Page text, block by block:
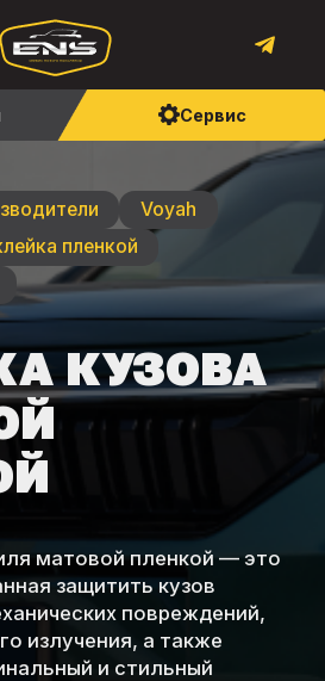
Сервис
Voyah
пленкой
КУЗОВА
матовой пленкой — это
защитить кузов
повреждений,
излучения, а также
и стильный